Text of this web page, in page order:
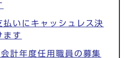
いにキャッシュレス決
ます
計年度任用職員の募集